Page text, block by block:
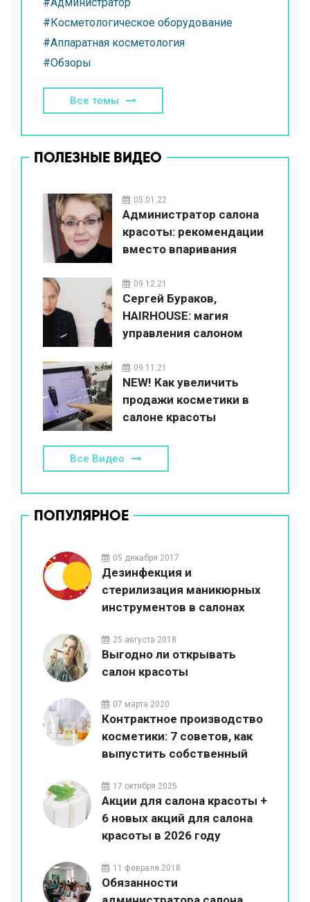
#Косметологическое оборудование
#Аппаратная косметология
#Обзоры
Все темы
ПОЛЕЗНЫЕ ВИДЕО
05.01.22
Администратор салона
красоты: рекомендации
вместо впаривания
09.12.21
Сергей Бураков,
HAIRHOUSE: магия
управления салоном
09.11.21
NEW! Как увеличить
продажи косметики в
салоне красоты
Все Видео
ПОПУЛЯРНОЕ
05 декабря 2017
Дезинфекция и
стерилизация маникюрных
инструментов в салонах
25 августа 2018
Выгодно ли открывать
салон красоты
07 марта 2020
Контрактное производство
косметики: 7 советов, как
выпустить собственный
17 октября 2025
Акции для салона красоты +
6 новых акций для салона
красоты в 2026 году
11 февраля 2018
Обязанности